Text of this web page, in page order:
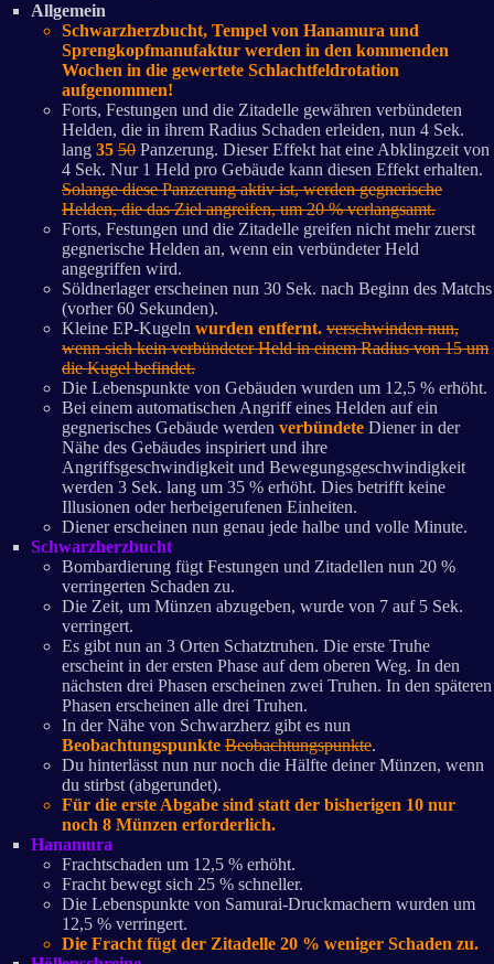
Allgemein
Schwarzherzbucht, Tempel von Hanamura und
Sprengkopfmanufaktur werden in den kommenden
Wochen in die gewertete Schlachtfeldrotation
aufgenommen!
Forts, Festungen und die Zitadelle gewähren verbündeten
Helden, die in ihrem Radius Schaden erleiden, nun 4 Sek.
lang 35 50 Panzerung. Dieser Effekt hat eine Abklingzeit von
4 Sek. Nur 1 Held pro Gebäude kann diesen Effekt erhalten.
Solange diese Panzerung aktiv ist, werden gegnerische
Helden, die das Ziel angreifen, um 20 % verlangsamt.
Forts, Festungen und die Zitadelle greifen nicht mehr zuerst
gegnerische Helden an, wenn ein verbündeter Held
angegriffen wird.
Söldnerlager erscheinen nun 30 Sek. nach Beginn des Matchs
(vorher 60 Sekunden).
Kleine EP-Kugeln wurden entfernt. verschwinden nun,
wenn sich kein verbündeter Held in einem Radius von 15 um
die Kugel befindet.
Die Lebenspunkte von Gebäuden wurden um 12,5 % erhöht.
Bei einem automatischen Angriff eines Helden auf ein
gegnerisches Gebäude werden verbündete Diener in der
Nähe des Gebäudes inspiriert und ihre
Angriffsgeschwindigkeit und Bewegungsgeschwindigkeit
werden 3 Sek. lang um 35 % erhöht. Dies betrifft keine
Illusionen oder herbeigerufenen Einheiten.
Diener erscheinen nun genau jede halbe und volle Minute.
Schwarzherzbucht
Bombardierung fügt Festungen und Zitadellen nun 20 %
verringerten Schaden zu.
Die Zeit, um Münzen abzugeben, wurde von 7 auf 5 Sek.
verringert.
Es gibt nun an 3 Orten Schatztruhen. Die erste Truhe
erscheint in der ersten Phase auf dem oberen Weg. In den
nächsten drei Phasen erscheinen zwei Truhen. In den späteren
Phasen erscheinen alle drei Truhen.
In der Nähe von Schwarzherz gibt es nun
Beobachtungspunkte Beobachtungspunkte.
Du hinterlässt nun nur noch die Hälfte deiner Münzen, wenn
du stirbst (abgerundet).
Für die erste Abgabe sind statt der bisherigen 10 nur
noch 8 Münzen erforderlich.
Hanamura
Frachtschaden um 12,5 % erhöht.
Fracht bewegt sich 25 % schneller.
Die Lebenspunkte von Samurai-Druckmachern wurden um
12,5 % verringert.
Die Fracht fügt der Zitadelle 20 % weniger Schaden zu.